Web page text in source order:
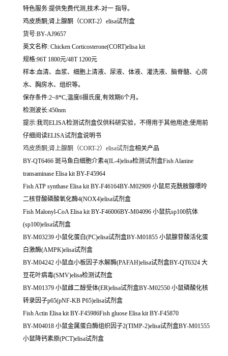
特色服务:提供免费代测,技术-对一 指导。
鸡皮质酮;肾上腺酮（CORT-2）elisa试剂盒
货号:BY-AJ9657
英文名称: Chicken Corticosterone(CORT)elisa kit
规格:96T 1800元/48T 1200元
样本:血清、血浆、细胞上清液、尿液、体液、灌洗液、脑脊髓、心房
水、胸房水、组织等。
保存条件:2~8*C,温度6摄氏度,有效期6个月。
检测波长:450nm
提示:我司ELISA检测试剂盒仅供科研实验，不得用于其他用途;使用前
仔细阅读ELISA试剂盒说明书
鸡皮质酮;肾上腺酮（CORT-2）elisa试剂盒相关产品
BY-QT6466 斑马鱼白细胞介素4(IL-4)elisa检测试剂盒Fish Alanine
transaminase Elisa kit BY-F45964
Fish ATP synthase Elisa kit BY-F46164BY-M02909 小鼠尼克酰胺腺嘌呤
二核苷酸磷酸氧化酶4(NOX4)elisa试剂盒
Fish Malonyl-CoA Elisa kit BY-F46006BY-M04096 小鼠抗sp100抗体
(sp100)elisa试剂盒
BY-M03239 小鼠化蛋白(PC)elisa试剂盒BY-M01855 小鼠腺苷酸活化蛋
白激酶(AMPK)elisa试剂盒
BY-M04242 小鼠血小板因子水解酶(PAFAH)elisa试剂盒BY-QT6324 大
豆花叶病毒(SMV)elisa检测试剂盒
BY-M01379 小鼠雌二醇受体(ER)elisa试剂盒BY-M02550 小鼠磷酸化核
转录因子p65(pNF-KB P65)elisa试剂盒
Fish Actin Elisa kit BY-F45986Fish gluose Elisa kit BY-F45870
BY-M04018 小鼠金属蛋白酶组织因子2(TIMP-2)elisa试剂盒BY-M01555
小鼠降钙素原(PCT)elisa试剂盒